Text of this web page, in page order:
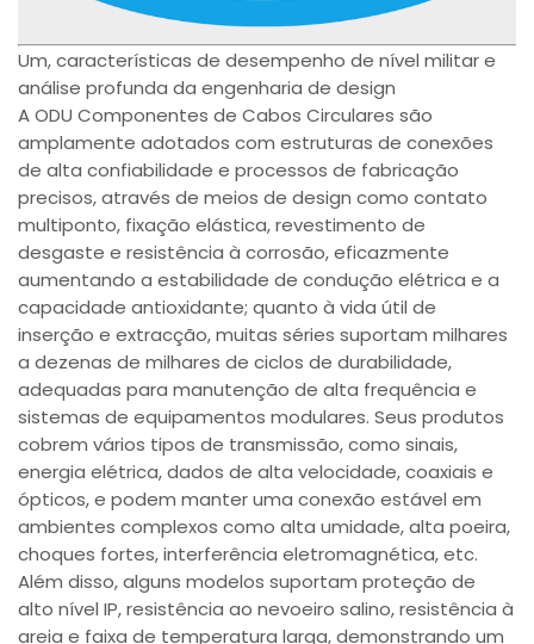
Um, características de desempenho de nível militar e
análise profunda da engenharia de design
A ODU Componentes de Cabos Circulares são
amplamente adotados com estruturas de conexões
de alta confiabilidade e processos de fabricação
precisos, através de meios de design como contato
multiponto, fixação elástica, revestimento de
desgaste e resistência à corrosão, eficazmente
aumentando a estabilidade de condução elétrica e a
capacidade antioxidante; quanto à vida útil de
inserção e extracção, muitas séries suportam milhares
a dezenas de milhares de ciclos de durabilidade,
adequadas para manutenção de alta frequência e
sistemas de equipamentos modulares. Seus produtos
cobrem vários tipos de transmissão, como sinais,
energia elétrica, dados de alta velocidade, coaxiais e
ópticos, e podem manter uma conexão estável em
ambientes complexos como alta umidade, alta poeira,
choques fortes, interferência eletromagnética, etc.
Além disso, alguns modelos suportam proteção de
alto nível IP, resistência ao nevoeiro salino, resistência à
areia e faixa de temperatura larga, demonstrando um